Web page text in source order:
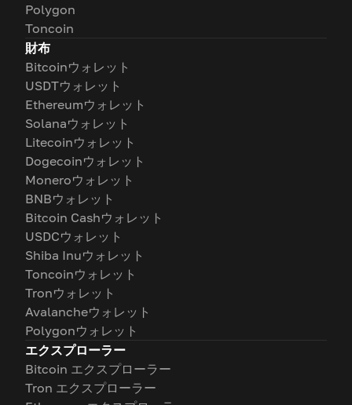
Polygon
Toncoin
財布
Bitcoinウォレット
USDTウォレット
Ethereumウォレット
Solanaウォレット
Litecoinウォレット
Dogecoinウォレット
Moneroウォレット
BNBウォレット
Bitcoin Cashウォレット
USDCウォレット
Shiba Inuウォレット
Toncoinウォレット
Tronウォレット
Avalancheウォレット
Polygonウォレット
エクスプローラー
Bitcoin エクスプローラー
Tron エクスプローラー